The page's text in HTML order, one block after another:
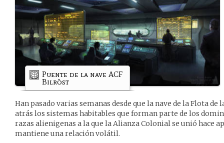
Puente de la nave ACF
Bilröst
Han pasado varias semanas desde que la nave de la Flota
atrás los sistemas habitables que forman parte de los
razas alienigenas a la que la Alianza Colonial se unió hace
mantiene una relación volátil.